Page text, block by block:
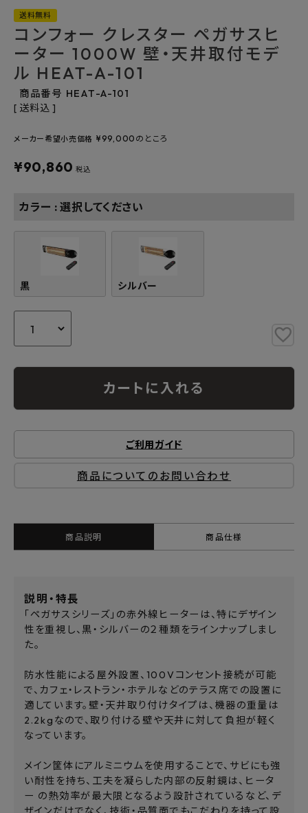
ご利用ガイド
よくあるご質問
お問い合わせ
メルマガ登録
特定商取引法について
プライバシーポリシー
送料無料
コンフォー クレスター ペガサスヒ
ーター 1000W 壁・天井取付モデ
ル HEAT-A-101
商品番号 HEAT-A-101
送料込
メーカー希望小売価格 ¥99,000 のところ
¥90,860 税込
カラー 選択してください
黒 シルバー
カートに入れる
ご利用ガイド
商品についてのお問い合わせ
商品説明 商品仕様
説明・特長
「ペガサスシリーズ」の赤外線ヒーターは、特にデザイン
性を重視し、黒・シルバーの２種類をラインナップしまし
た。
防水性能による屋外設置、100Vコンセント接続が可能
で、カフェ・レストラン・ホテルなどのテラス席での設置に
適しています。壁・天井取り付けタイプは、機器の重量は
2.2kgなので、取り付ける壁や天井に対して負担が軽く
なっています。
メイン筐体にアルミニウムを使用することで、サビにも強
い耐性を持ち、工夫を凝らした内部の反射鏡は、ヒータ
ー の熱効率が最大限となるよう設計されているなど、デ